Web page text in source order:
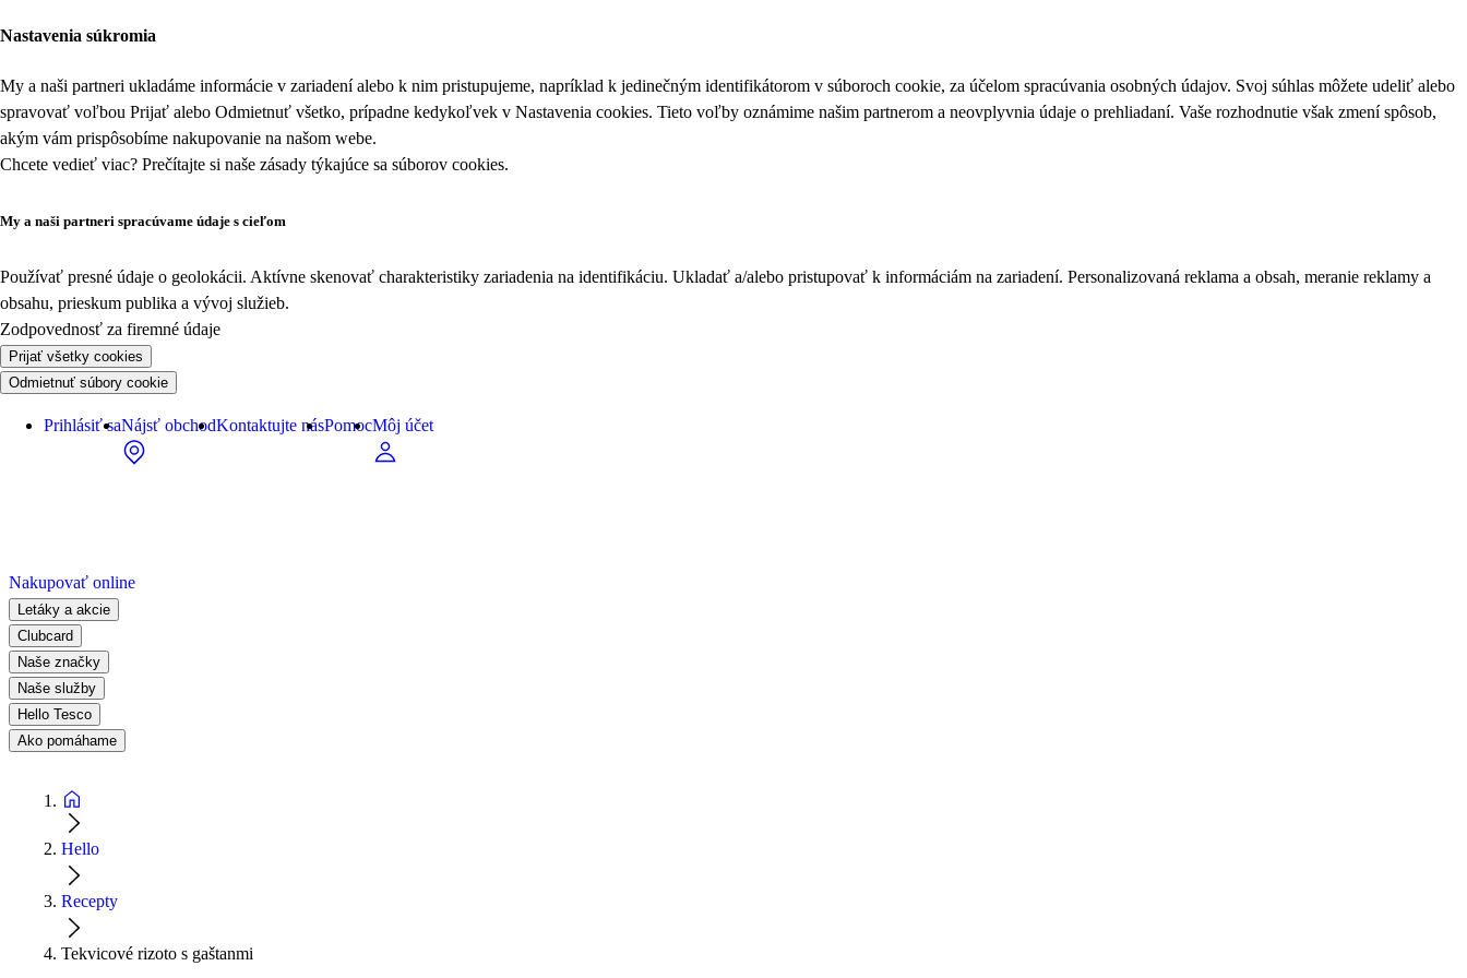
Nastavenia súkromia
My a naši partneri ukladáme informácie v zariadení alebo k nim pristupujeme, napríklad k jedinečným identifikátorom v súboroch cookie, za účelom spracúvania osobných údajov. Svoj súhlas môžete udeliť alebo
spravovať voľbou Prijať alebo Odmietnuť všetko, prípadne kedykoľvek v Nastavenia cookies. Tieto voľby oznámime našim partnerom a neovplyvnia údaje o prehliadaní. Vaše rozhodnutie však zmení spôsob,
akým vám prispôsobíme nakupovanie na našom webe.
Chcete vedieť viac? Prečítajte si naše zásady týkajúce sa súborov cookies.
My a naši partneri spracúvame údaje s cieľom
Používať presné údaje o geolokácii. Aktívne skenovať charakteristiky zariadenia na identifikáciu. Ukladať a/alebo pristupovať k informáciám na zariadení. Personalizovaná reklama a obsah, meranie reklamy a
obsahu, prieskum publika a vývoj služieb.
Zodpovednosť za firemné údaje
Prijať všetky cookies
Odmietnuť súbory cookie
Prihlásiť saNájsť obchodKontaktujte násPomocMôj účet
Nakupovať online
Letáky a akcie
Clubcard
Naše značky
Naše služby
Hello Tesco
Ako pomáhame
Hello
Recepty
Tekvicové rizoto s gaštanmi